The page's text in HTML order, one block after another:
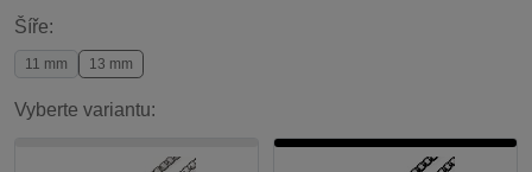
Šíře:
11 mm 13 mm
Vyberte variantu: